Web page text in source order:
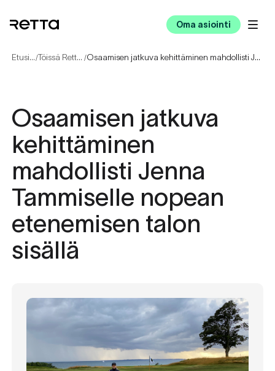
Oma asiointi
Etusivu / Töissä Rettalla / Osaamisen jatkuva kehittäminen mahdollisti Jenna Tammiselle nopean etenemisen talon sisällä
Osaamisen jatkuva
kehittäminen
mahdollisti Jenna
Tammiselle nopean
etenemisen talon
sisällä